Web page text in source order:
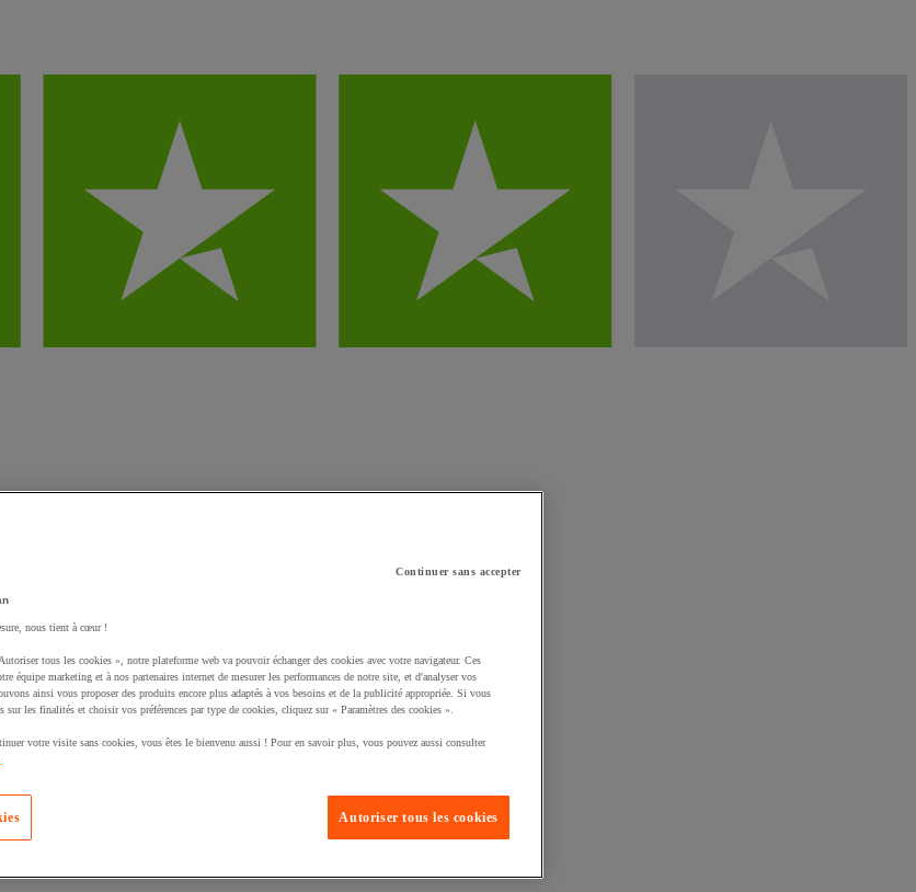
à votre panier :
Continuer sans accepter
nous tient à cœur !
tous les cookies », notre plateforme web va pouvoir échanger des cookies avec votre navigateur. Ces
équipe marketing et à nos partenaires internet de mesurer les performances de notre site, et d'analyser vos
ainsi vous proposer des produits encore plus adaptés à vos besoins et de la publicité appropriée. Si vous
les finalités et choisir vos préférences par type de cookies, cliquez sur « Paramètres des cookies ».
votre visite sans cookies, vous êtes le bienvenu aussi ! Pour en savoir plus, vous pouvez aussi consulter
Autoriser tous les cookies